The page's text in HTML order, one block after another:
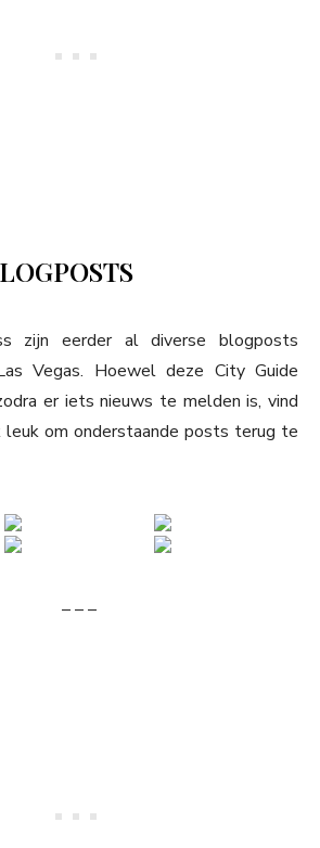
zijn eerder al diverse blogposts
Vegas. Hoewel deze City Guide
er iets nieuws te melden is, vind
om onderstaande posts terug te
– – –